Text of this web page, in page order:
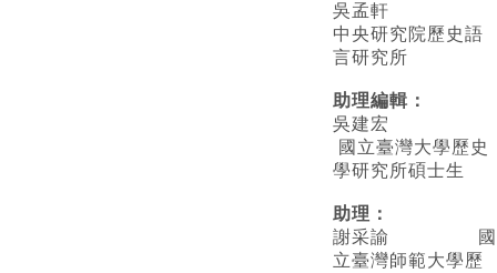
吳孟軒
中央研究院歷史語
言研究所
助理編輯：
吳建宏
國立臺灣大學歷史
學研究所碩士生
助理：
謝采諭
國
立臺灣師範大學歷